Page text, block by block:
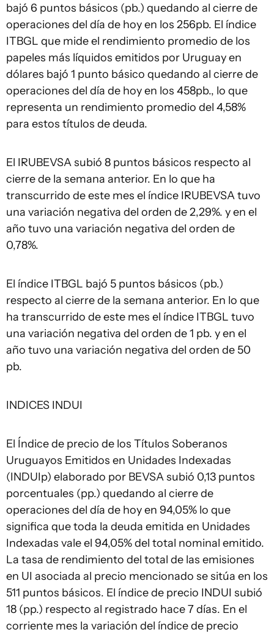
bajó 6 puntos básicos (pb.) quedando al cierre de
operaciones del día de hoy en los 256pb. El índice
ITBGL que mide el rendimiento promedio de los
papeles más líquidos emitidos por Uruguay en
dólares bajó 1 punto básico quedando al cierre de
operaciones del día de hoy en los 458pb., lo que
representa un rendimiento promedio del 4,58%
para estos títulos de deuda.
El IRUBEVSA subió 8 puntos básicos respecto al
cierre de la semana anterior. En lo que ha
transcurrido de este mes el índice IRUBEVSA tuvo
una variación negativa del orden de 2,29%. y en el
año tuvo una variación negativa del orden de
0,78%.
El índice ITBGL bajó 5 puntos básicos (pb.)
respecto al cierre de la semana anterior. En lo que
ha transcurrido de este mes el índice ITBGL tuvo
una variación negativa del orden de 1 pb. y en el
año tuvo una variación negativa del orden de 50
pb.
INDICES INDUI
El Índice de precio de los Títulos Soberanos
Uruguayos Emitidos en Unidades Indexadas
(INDUIp) elaborado por BEVSA subió 0,13 puntos
porcentuales (pp.) quedando al cierre de
operaciones del día de hoy en 94,05% lo que
significa que toda la deuda emitida en Unidades
Indexadas vale el 94,05% del total nominal emitido.
La tasa de rendimiento del total de las emisiones
en UI asociada al precio mencionado se sitúa en los
511 puntos básicos. El índice de precio INDUI subió
18 (pp.) respecto al registrado hace 7 días. En el
corriente mes la variación del índice de precio